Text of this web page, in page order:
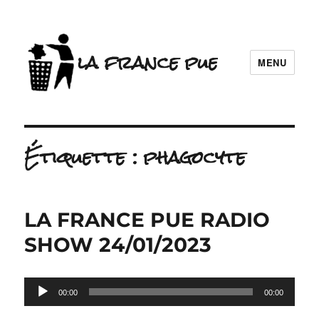
la france pue MENU
Étiquette :phagocyte
LA FRANCE PUE RADIO
SHOW 24/01/2023
Lecteur
audio
00:00 00:00